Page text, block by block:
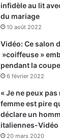
infidèle au lit
du mariage
10 août 2022
Vidéo: Ce salon
»coiffeuse »
pendant la
6 février 2022
« Je ne peux
femme est pire
déclare un
italiennes-Vidéo
20 mars 2020